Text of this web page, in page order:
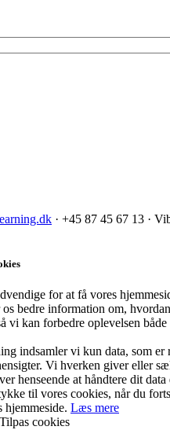
· +45 87 45 67 13 ·
for at få vores
bedre information om,
vi kan forbedre oplevelsen
indsamler vi kun data, som er
Vi hverken giver eller
henseende at håndtere dit
til vores cookies, når du
hjemmeside. Læs mere
Tilpas cookies